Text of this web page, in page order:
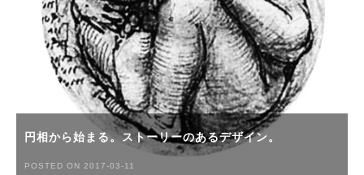
円相から始まる。ストーリーのあるデザイン。
POSTED ON 2017-03-11